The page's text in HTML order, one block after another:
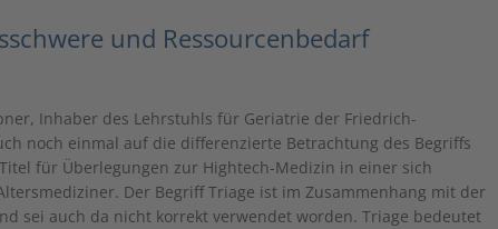
und Ressourcenbedarf
Inhaber des Lehrstuhls für Geriatrie der Friedrich-
noch einmal auf die differenzierte Betrachtung des Begriffs
für Überlegungen zur Hightech-Medizin in einer sich
Der Begriff Triage ist im Zusammenhang mit der
sei auch da nicht korrekt verwendet worden. Triage bedeutet